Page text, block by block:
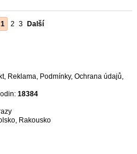
1 2 3 Další
, Reklama, Podmínky, Ochrana údajů,
18384
, Rakousko